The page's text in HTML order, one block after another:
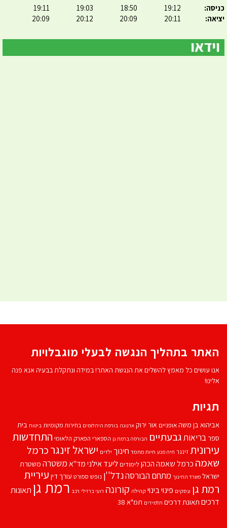
כניסה:
יציאה:
19:12
20:11
18:50
20:09
19:03
20:12
19:11
20:09
האתר בתהליך הנגשה לבעלי מוגבלויות
אנו עושים כל מאמץ להשלים את הנגשת האתר! במידה ונתקלת בבעיה אנא פנה
אלינו!
תגיות
אביהוא בן משהאופניים אור ירוק ארנונה בורסת היהלומים בחירות מקומיות ביטוח בית
ספרבריאותגבעתיים הבורסה ברמת גן הספארי הפארק הלאומי התחדשות
עירוניתזינגר חיה מנע חיות מחמד חינוך ילדים ישראל זינגרכרמל
שאמה כרמל שאמה הכהן לימודים ליעד אילנימד''אמשטרה משטרת
ישראל משרד החינוך מתחם הבורסהנדל''ן נופש ספורט עורך דין עיריית
רמת גן עסקים פינוי בינוי קהילה קורונה רועי ברזילי רכב רמת גן תאונות
דרכים תאונת דרכים תלמידים תמ"א 38